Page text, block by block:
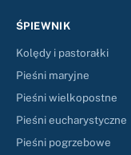
ŚPIEWNIK
Kolędy i pastorałki
Pieśni maryjne
Pieśni wielkopostne
Pieśni eucharystyczne
Pieśni pogrzebowe